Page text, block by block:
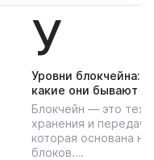
У
Уровни блокчейна:
какие они бывают
Блокчейн — это
хранения и
которая основана
блоков….